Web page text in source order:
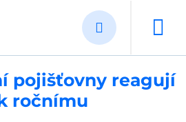
pojišťovny reagují
ročnímu